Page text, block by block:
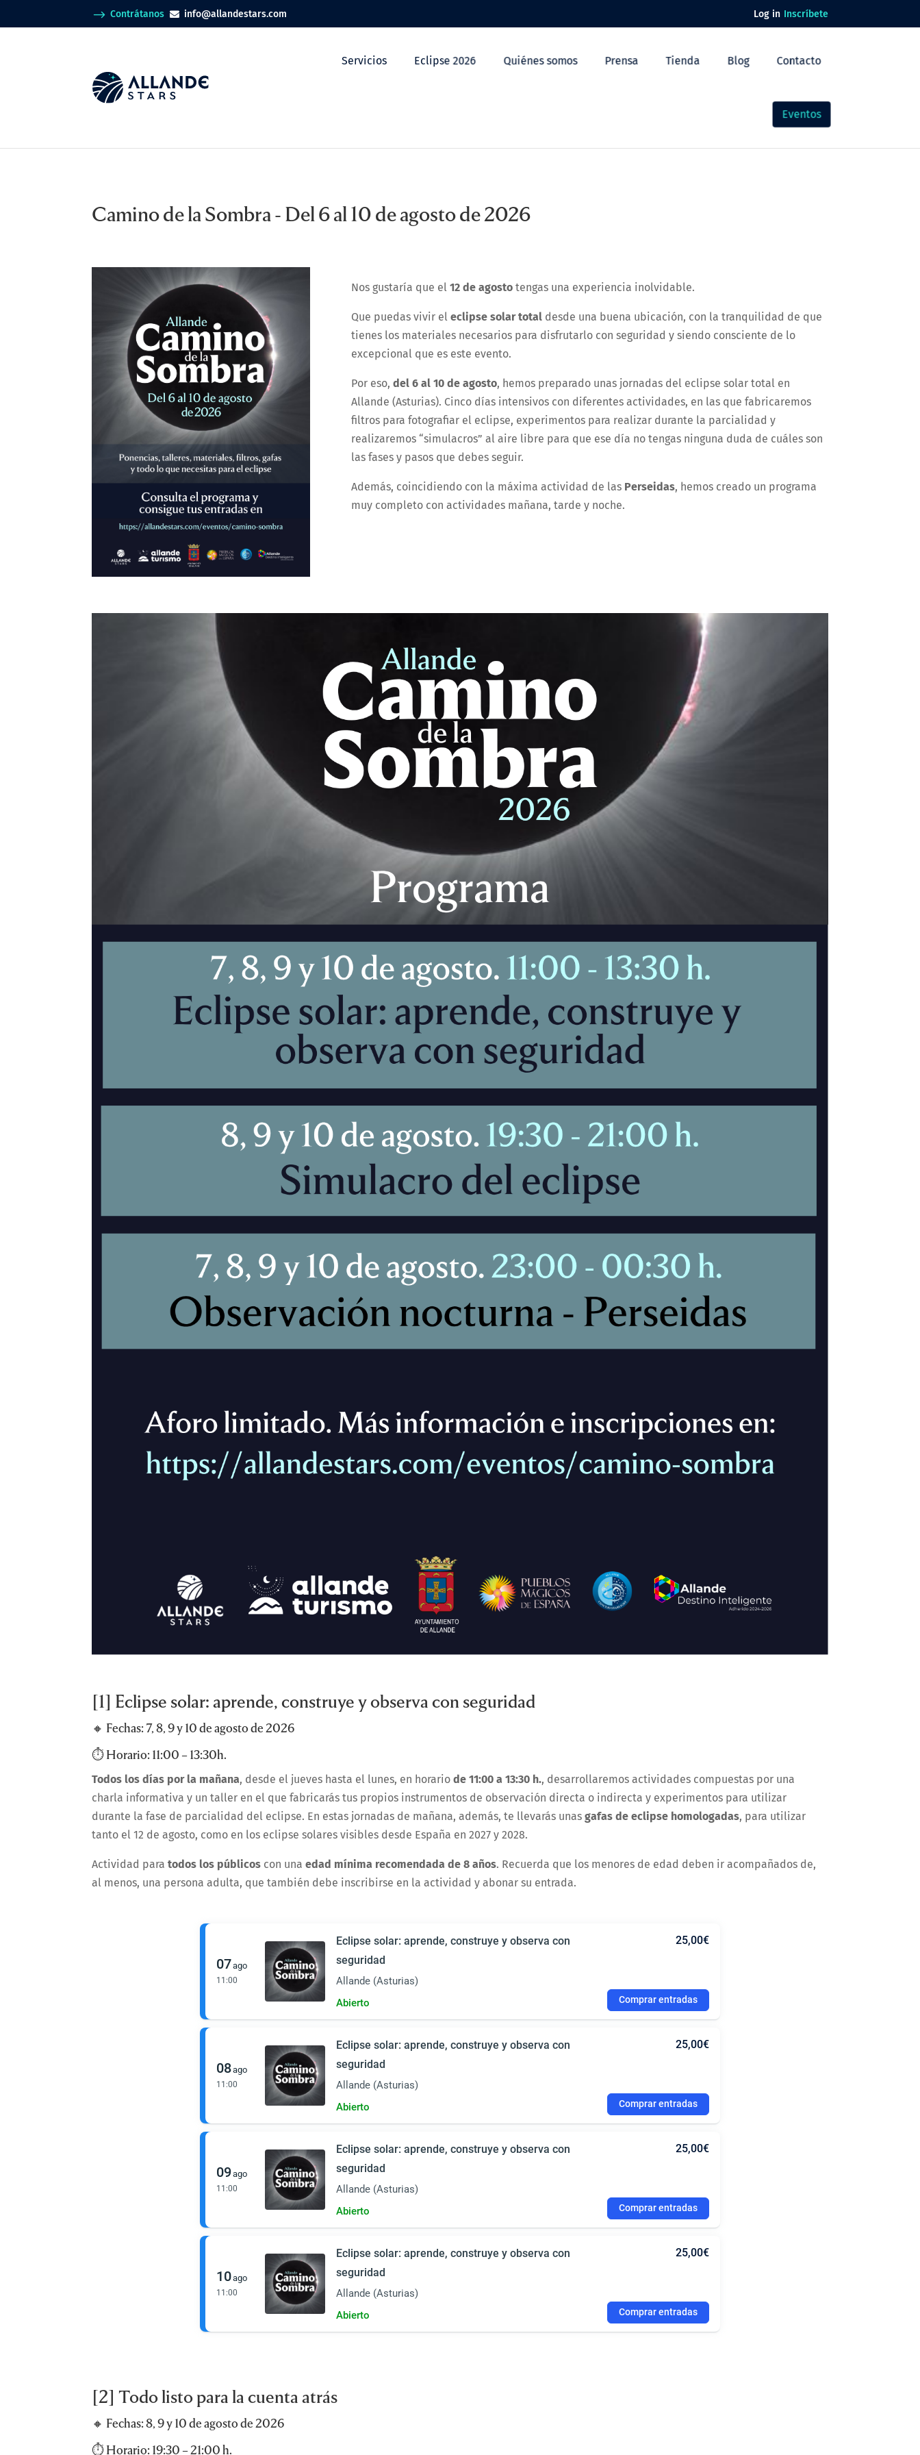
$ Contrátanos  info@allandestars.com Log in Inscríbete
Servicios Eclipse 2026 Quiénes somos Prensa Tienda Blog Contacto
Eventos
Camino de la Sombra - Del 6 al 10 de agosto de 2026
Nos gustaría que el 12 de agostotengas una experiencia inolvidable.
Que puedas vivir el eclipse solar total desde una buena ubicación, con la tranquilidad de que
tienes los materiales necesarios para disfrutarlo con seguridad y siendo consciente de lo
excepcional que es este evento.
Por eso, del 6 al 10 de agosto, hemos preparado unas jornadas del eclipse solar total en
Allande (Asturias). Cinco días intensivos con diferentes actividades, en las que fabricaremos
filtros para fotografiar el eclipse, experimentos para realizar durante la parcialidad y
realizaremos “simulacros” al aire libre para que ese día no tengas ninguna duda de cuáles son
las fases y pasos que debes seguir.
Además, coincidiendo con la máxima actividad de las Perseidas, hemos creado un programa
muy completo con actividades mañana, tarde y noche.
[1] Eclipse solar: aprende, construye y observa con seguridad
🔸 Fechas: 7, 8, 9 y 10 de agosto de 2026
⏱️ Horario: 11:00 – 13:30h.
Todos los días por la mañana, desde el jueves hasta el lunes, en horariode 11:00 a 13:30 h., desarrollaremos actividades compuestas por una
charla informativa y un taller en el que fabricarás tus propios instrumentos de observación directa o indirecta y experimentos para utilizar
durante la fase de parcialidad del eclipse. En estas jornadas de mañana, además, te llevarás unasgafas de eclipse homologadas, para utilizar
tanto el 12 de agosto, como en los eclipse solares visibles desde España en 2027 y 2028.
Actividad paratodos los públicos con unaedad mínima recomendada de 8 años. Recuerda que los menores de edad deben ir acompañados de,
al menos, una persona adulta, que también debe inscribirse en la actividad y abonar su entrada.
07ago
11:00
Eclipse solar: aprende, construye y observa con
seguridad
Allande (Asturias)
Abierto
25,00€
Comprar entradas
08ago
11:00
Eclipse solar: aprende, construye y observa con
seguridad
Allande (Asturias)
Abierto
25,00€
Comprar entradas
09ago
11:00
Eclipse solar: aprende, construye y observa con
seguridad
Allande (Asturias)
Abierto
25,00€
Comprar entradas
10ago
11:00
Eclipse solar: aprende, construye y observa con
seguridad
Allande (Asturias)
Abierto
25,00€
Comprar entradas
[2] Todo listo para la cuenta atrás
🔸 Fechas: 8, 9 y 10 de agosto de 2026
⏱️ Horario: 19:30 – 21:00 h.